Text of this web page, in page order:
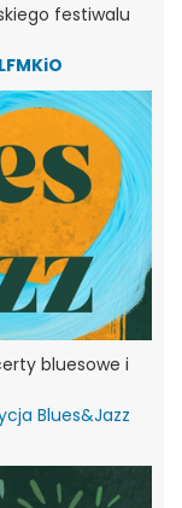
festiwalu
bluesowe i
Blues&Jazz